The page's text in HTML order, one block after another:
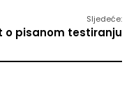
Sljedeće:
o pisanom testiranju